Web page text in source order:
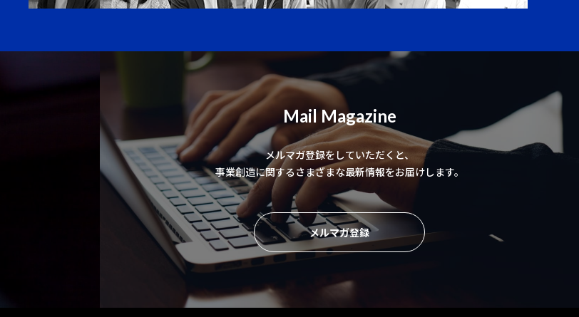
Mail Magazine
メルマガ登録をしていただくと、
事業創造に関するさまざまな最新情報をお届けします。
メルマガ登録